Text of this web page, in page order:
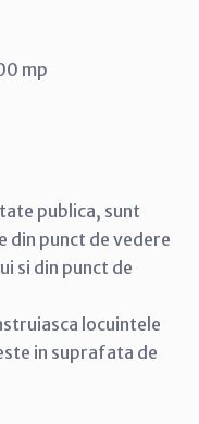
mp
publica, sunt
din punct de vedere
si din punct de
locuintele
in suprafata de